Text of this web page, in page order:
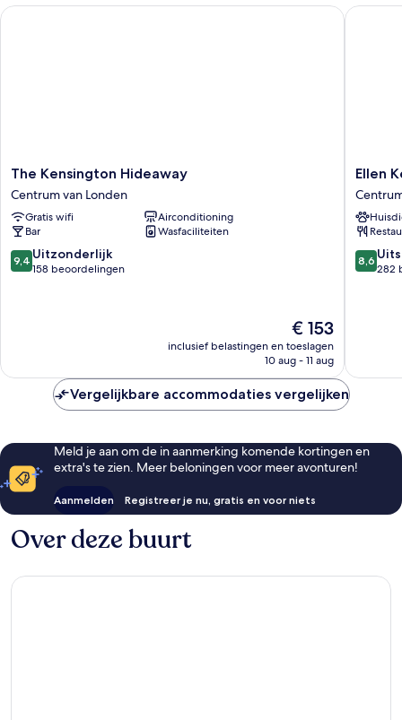
The
Kensington
Hideaway
Centrum
van
Londen
The Kensington Hideaway
Centrum van Londen
Gratis wifi
Airconditioning
Bar
Wasfaciliteiten
9.4
van
9,4 Uitzonderlijk
158 beoordelingen
De
prijs
is
€ 153
inclusief belastingen en toeslagen
10 aug - 11 aug
The Kensington Hideaway
Ellen
van
Londen
Ellen
8.6
van
8,6
282
Ellen
Vergelijkbare accommodaties vergelijken
Meld je aan om de in aanmerking komende kortingen en
extra's te zien. Meer beloningen voor meer avonturen!
Aanmelden Registreer je nu, gratis en voor niets
Over deze buurt